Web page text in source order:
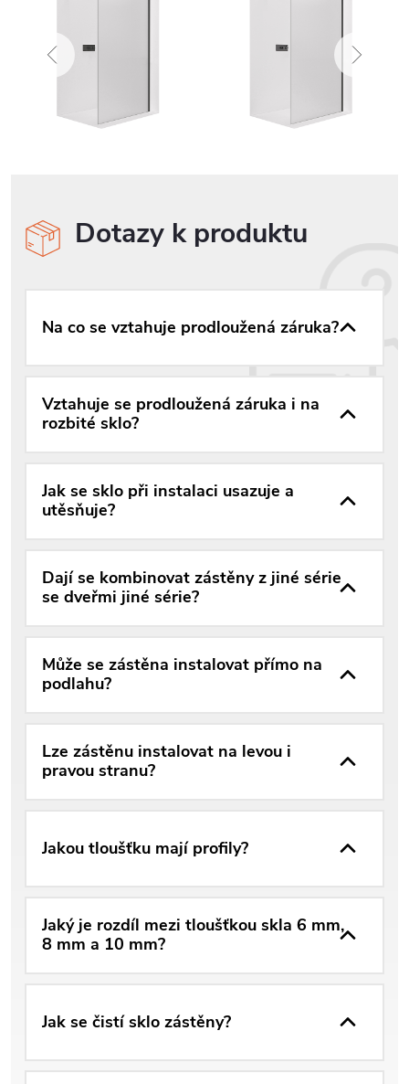
Dotazy k produktu
Na co se vztahuje prodloužená záruka?
Vztahuje se prodloužená záruka i na
rozbité sklo?
Jak se sklo při instalaci usazuje a
utěsňuje?
Dají se kombinovat zástěny z jiné série
se dveřmi jiné série?
Může se zástěna instalovat přímo na
podlahu?
Lze zástěnu instalovat na levou i
pravou stranu?
Jakou tloušťku mají profily?
Jaký je rozdíl mezi tloušťkou skla 6 mm,
8 mm a 10 mm?
Jak se čistí sklo zástěny?